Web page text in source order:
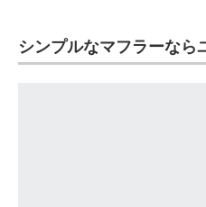
シンプルなマフラーなら